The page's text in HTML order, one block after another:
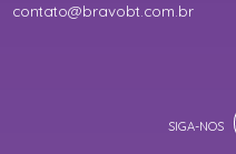
contato@bravobt.com.br